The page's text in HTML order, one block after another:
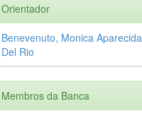
Orientador
Benevenuto, Monica Aparecida
Del Rio
Membros da Banca